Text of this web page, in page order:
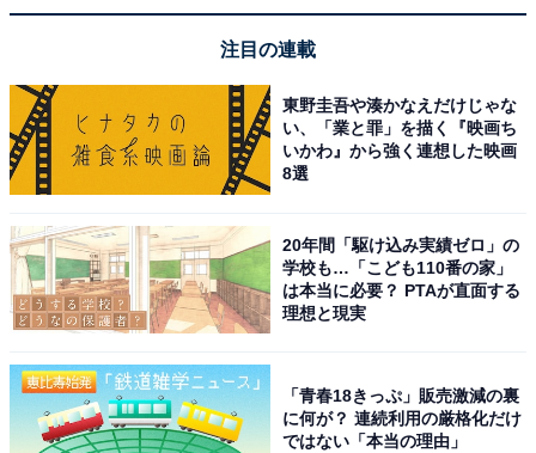
日本初上陸のショコラブランドは2ブランドを展開。
ヴィーガンショコラ「ファビアン・デアル」
ス・リヨンに2022年にブティックをオープンしたばかり
のショコラブランド。乳製品を一切使っていないのに生
クリーム感たっぷりのガナッシュにビックリすることで
注目の連載
東野圭吾や湊かなえだけじゃな
い、「業と罪」を描く『映画ち
いかわ』から強く連想した映画
8選
20年間「駆け込み実績ゼロ」の
学校も…「こども110番の家」
は本当に必要？ PTAが直面する
理想と現実
「青春18きっぷ」販売激減の裏
に何が？ 連続利用の厳格化だけ
ではない「本当の理由」